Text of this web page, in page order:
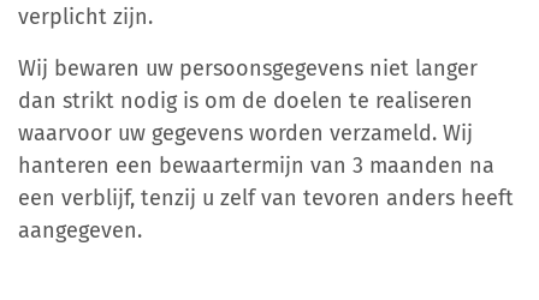
verplicht zijn.
Wij bewaren uw persoonsgegevens niet langer
dan strikt nodig is om de doelen te realiseren
waarvoor uw gegevens worden verzameld. Wij
hanteren een bewaartermijn van 3 maanden na
een verblijf, tenzij u zelf van tevoren anders heeft
aangegeven.